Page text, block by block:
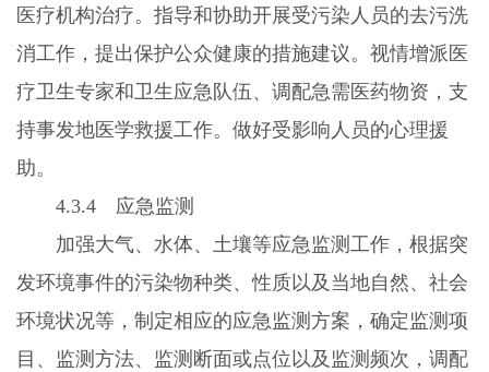
医疗机构治疗。指导和协助开展受污染人员的去污洗
消工作，提出保护公众健康的措施建议。视情增派医
疗卫生专家和卫生应急队伍、调配急需医药物资，支
持事发地医学救援工作。做好受影响人员的心理援
助。
4.3.4 应急监测
加强大气、水体、土壤等应急监测工作，根据突
发环境事件的污染物种类、性质以及当地自然、社会
环境状况等，制定相应的应急监测方案，确定监测项
目、监测方法、监测断面或点位以及监测频次，调配